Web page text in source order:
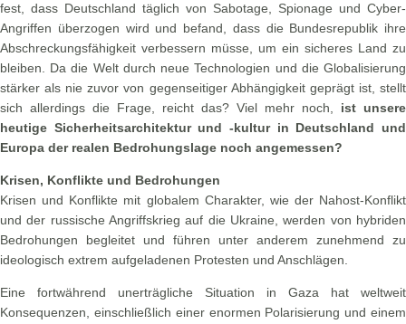
fest, dass Deutschland täglich von Sabotage, Spionage und Cyber-
Angriffen überzogen wird und befand, dass die Bundesrepublik ihre
Abschreckungsfähigkeit verbessern müsse, um ein sicheres Land zu
bleiben. Da die Welt durch neue Technologien und die Globalisierung
stärker als nie zuvor von gegenseitiger Abhängigkeit geprägt ist, stellt
sich allerdings die Frage, reicht das? Viel mehr noch, ist unsere
heutige Sicherheitsarchitektur und -kultur in Deutschland und
Europa der realen Bedrohungslage noch angemessen?
Krisen, Konflikte und Bedrohungen
Krisen und Konflikte mit globalem Charakter, wie der Nahost-Konflikt
und der russische Angriffskrieg auf die Ukraine, werden von hybriden
Bedrohungen begleitet und führen unter anderem zunehmend zu
ideologisch extrem aufgeladenen Protesten und Anschlägen.
Eine fortwährend unerträgliche Situation in Gaza hat weltweit
Konsequenzen, einschließlich einer enormen Polarisierung und einem